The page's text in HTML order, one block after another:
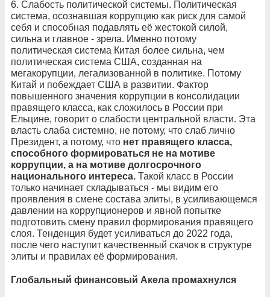
6. Слабость политической системы. Политическая
система, осознавшая коррупцию как риск для самой
себя и способная подавлять её жестокой силой,
сильна и главное - зрела. Именно потому
политическая система Китая более сильна, чем
политическая система США, созданная на
мегакорупции, легализованной в политике. Потому
Китай и побеждает США в развитии. Фактор
повышенного значения коррупции в консолидации
правящего класса, как сложилось в России при
Ельцине, говорит о слабости центральной власти. Эта
власть слаба системно, не потому, что слаб лично
Президент, а потому, что нет правящего класса,
способного формироваться не на мотиве
коррупции, а на мотиве долгосрочного
национального интереса. Такой класс в России
только начинает складываться - мы видим его
проявления в смене состава элиты, в усиливающемся
давлении на коррупционеров и явной попытке
подготовить смену правил формирования правящего
слоя. Тенденция будет усиливаться до 2022 года,
после чего наступит качественный скачок в структуре
элиты и правилах её формирования.
Глобальный финансовый Акела промахнулся